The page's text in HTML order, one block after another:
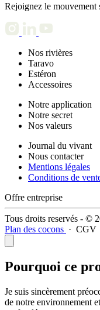
Rejoignez le mouvement
Nos rivières
Taravo
Estéron
Accessoires
Notre application
Notre secret
Nos valeurs
Journal du vivant
Nous contacter
Mentions légales
Conditions de
Offre entreprise
Tous droits reservés - ©
Plan des cocons · CGV
Pourquoi ce
Je suis sincèrement
de notre environnement